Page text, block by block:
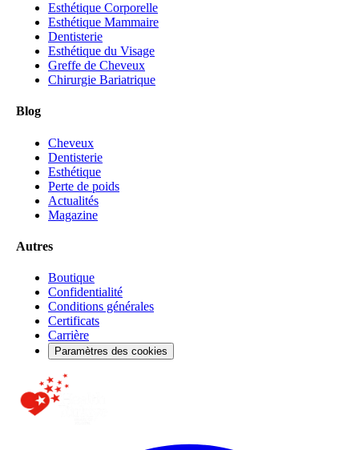
Esthétique Corporelle
Esthétique Mammaire
Dentisterie
Esthétique du Visage
Greffe de Cheveux
Chirurgie Bariatrique
Blog
Cheveux
Dentisterie
Esthétique
Perte de poids
Actualités
Magazine
Autres
Boutique
Confidentialité
Conditions générales
Certificats
Carrière
Paramètres des cookies